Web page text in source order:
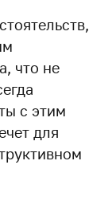
что не
с этим
для